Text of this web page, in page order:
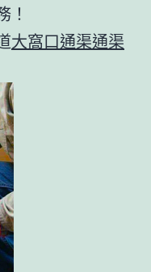
！
大窩口通渠通渠